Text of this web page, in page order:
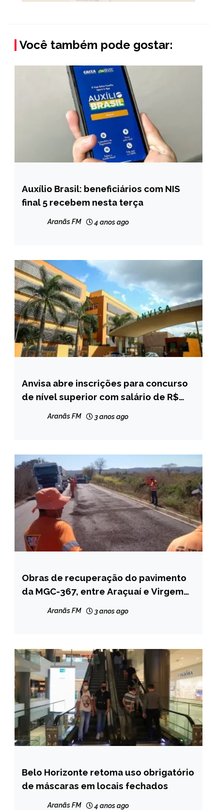
Você também pode gostar:
BRASIL
NOTÍCIAS
Auxílio Brasil: beneficiários com NIS
final 5 recebem nesta terça
Aranãs FM 4 anos ago
BRASIL
NOTÍCIAS
Anvisa abre inscrições para concurso
de nível superior com salário de R$
Aranãs FM 3 anos ago
CAPELINHA
MINAS
Obras de recuperação do pavimento
da MGC-367, entre Araçuaí e Virgem
Aranãs FM 3 anos ago
MINAS
GERAIS
NOTÍCIAS
Belo Horizonte retoma uso obrigatório
de máscaras em locais fechados
Aranãs FM 4 anos ago